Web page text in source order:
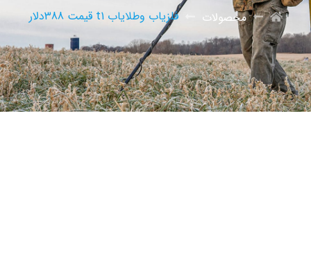
محصولات فلزیاب وطلایاب t1 قیمت 388دلار